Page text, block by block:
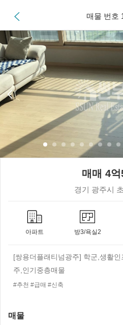
매물 번호
매매 4
경기 광주시
아파트 방3/욕실2
[쌍용더플래티넘광주] 학군,생활
주,인기중층매물
#추천 #급매 #신축
매물